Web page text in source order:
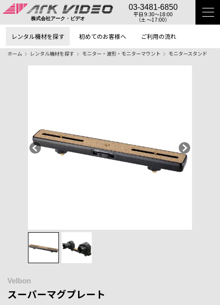
株式会社アーク・ビデオ
03-3481-6850
平日 9:30〜18:00
（土 〜17:00）
レンタル機材を探す 初めてのお客様へ ご利用の流れ
ホーム レンタル機材を探す モニター・波形・モニターマウント モニタースタンド
Velbon
スーパーマグプレート